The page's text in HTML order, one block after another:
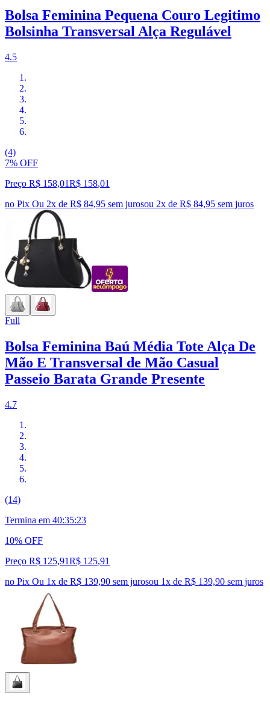
Bolsa Feminina Pequena Couro Legitimo
Bolsinha Transversal Alça Regulável
4.5
(4)
7% OFF
Preço R$ 158,01R$ 158,01
no Pix Ou 2x de R$ 84,95 sem jurosou 2x de R$ 84,95 sem juros
Full
Bolsa Feminina Baú Média Tote Alça De
Mão E Transversal de Mão Casual
Passeio Barata Grande Presente
4.7
(14)
Termina em 40:35:22
10% OFF
Preço R$ 125,91R$ 125,91
no Pix Ou 1x de R$ 139,90 sem jurosou 1x de R$ 139,90 sem juros